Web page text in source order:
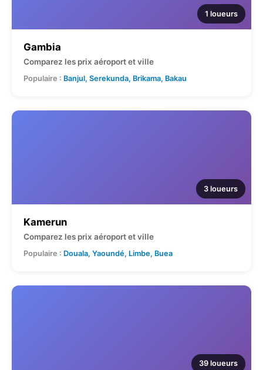
1 loueurs
Gambia
Comparez les prix aéroport et ville
Populaire : Banjul, Serekunda, Brikama, Bakau
3 loueurs
Kamerun
Comparez les prix aéroport et ville
Populaire : Douala, Yaoundé, Limbe, Buea
39 loueurs